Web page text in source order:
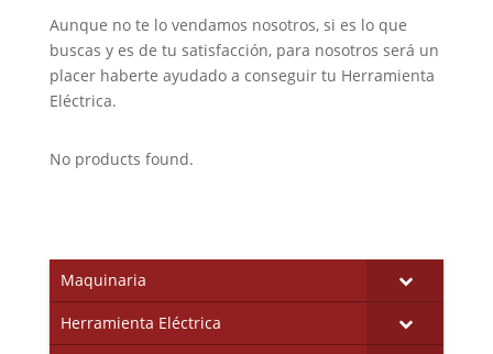
Aunque no te lo vendamos nosotros, si es lo que
buscas y es de tu satisfacción, para nosotros será un
placer haberte ayudado a conseguir tu Herramienta
Eléctrica.
No products found.
Maquinaria
Herramienta Eléctrica